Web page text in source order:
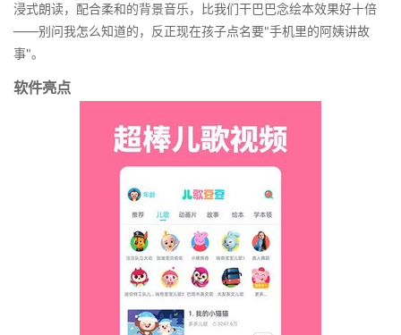
浸式朗读，配合柔和的背景音乐，比我们干巴巴念绘本效果好十倍
——别问我怎么知道的，反正现在孩子点名要"手机里的阿姨讲故
事"。
软件亮点